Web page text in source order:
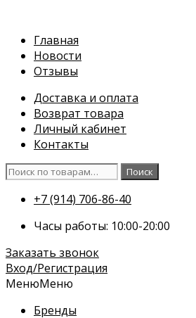
содержимому
Главная
Новости
Отзывы
Доставка и оплата
Возврат товара
Личный кабинет
Контакты
Искать:
Поиск
+7 (914) 706-86-40
Часы работы: 10:00-20:00
Заказать звонок
Вход/Регистрация
МенюМеню
Бренды